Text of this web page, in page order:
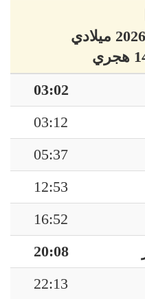
03:02
03:12
05:37
12:53
16:52
20:08
22:13